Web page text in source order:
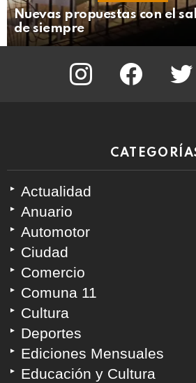
Nuevas propuestas con el
de siempre
instagram facebook
Actualidad
Anuario
Automotor
Ciudad
Comercio
Comuna 11
Cultura
Deportes
Ediciones Mensuales
Educación y Cultura